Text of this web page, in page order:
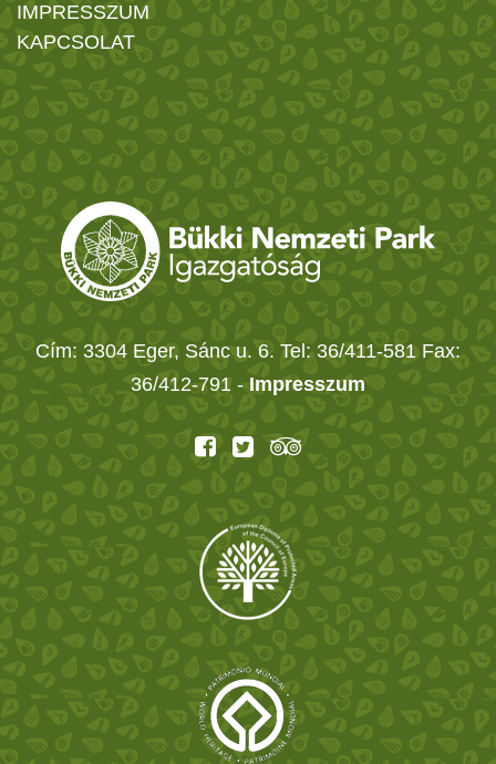
IMPRESSZUM
KAPCSOLAT
Cím: 3304 Eger, Sánc u. 6. Tel: 36/411-581 Fax:
36/412-791 - Impresszum